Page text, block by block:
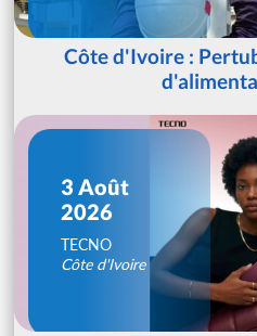
Côte d'Ivoire :
3 Août
2026
TECNO
Côte d'Ivoire